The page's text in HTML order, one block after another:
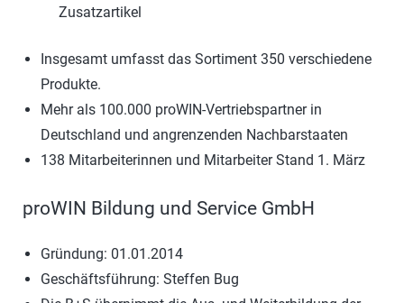
Zusatzartikel
Insgesamt umfasst das Sortiment 350 verschiedene
Produkte.
Mehr als 100.000 proWIN-Vertriebspartner in
Deutschland und angrenzenden Nachbarstaaten
138 Mitarbeiterinnen und Mitarbeiter Stand 1. März
proWIN Bildung und Service GmbH
Gründung: 01.01.2014
Geschäftsführung: Steffen Bug